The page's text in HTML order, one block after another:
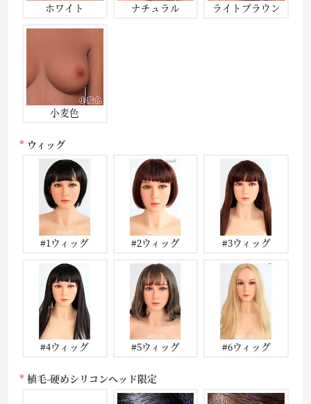
ホワイト ナチュラル ライトブラウン
小麦色
ウィッグ
#1ウィッグ #2ウィッグ #3ウィッグ
#4ウィッグ #5ウィッグ #6ウィッグ
植毛-硬めシリコンヘッド限定